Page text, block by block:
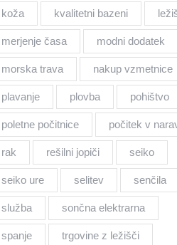
koža kvalitetni bazeni
merjenje časa modni dodatek
morska trava nakup vzmetnice
plavanje plovba pohištvo
poletne počitnice počitek v
rak rešilni jopiči seiko
seiko ure selitev senčila
služba sončna elektrarna
spanje trgovine z ležišči